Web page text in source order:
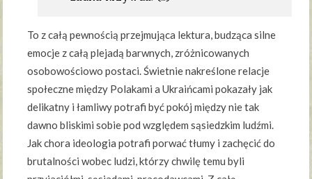
To z całą pewnością przejmująca lektura, budząca silne
emocje z całą plejadą barwnych, zróżnicowanych
osobowościowo postaci. Świetnie nakreślone relacje
społeczne między Polakami a Ukraińcami pokazały jak
delikatny i łamliwy potrafi być pokój między nie tak
dawno bliskimi sobie pod względem sąsiedzkim ludźmi.
Jak chora ideologia potrafi porwać tłumy i zachęcić do
brutalności wobec ludzi, którzy chwilę temu byli